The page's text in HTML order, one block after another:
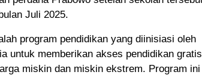
Juli 2025.
program pendidikan yang diinisiasi oleh
untuk memberikan akses pendidikan
miskin dan miskin ekstrem. Program ini